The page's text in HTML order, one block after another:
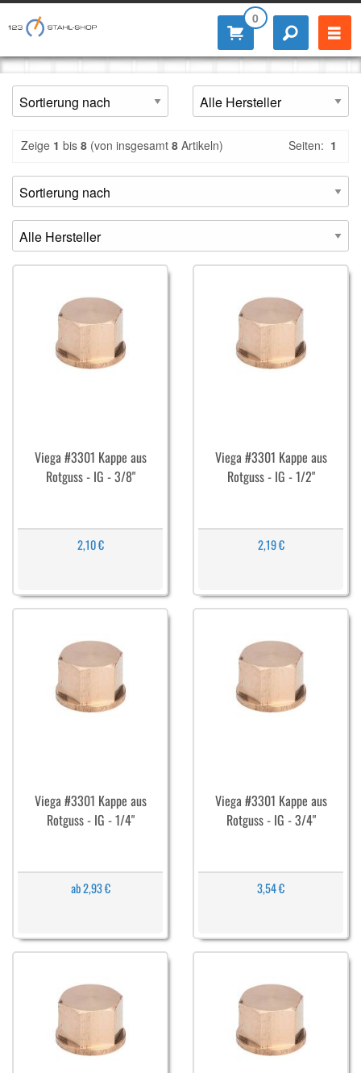
0
Zeige 1 bis 8 (von insgesamt 8 Artikeln) Seiten: 1
Viega #3301 Kappe aus
Rotguss - IG - 3/8"
2,10 €
Viega #3301 Kappe aus
Rotguss - IG - 1/2"
2,19 €
Viega #3301 Kappe aus
Rotguss - IG - 1/4"
ab 2,93 €
Viega #3301 Kappe aus
Rotguss - IG - 3/4"
3,54 €